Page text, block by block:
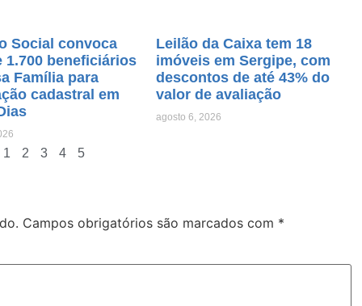
Social convoca
1.700 beneficiários
Família para
cadastral em
Leilão da Caixa tem 18
imóveis em Sergipe, com
descontos de até 43% do
valor de avaliação
agosto 6, 2026
1 2 3 4 5
Campos obrigatórios são marcados com *